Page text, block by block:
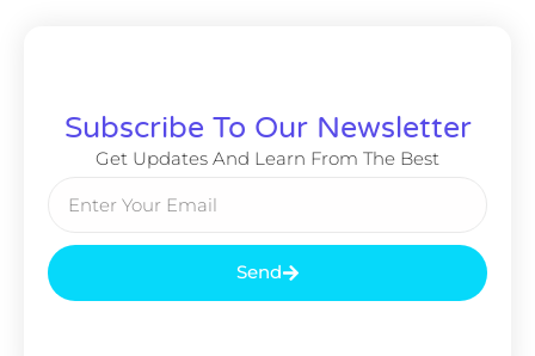
Subscribe To Our Newsletter
Get Updates And Learn From The Best
Send